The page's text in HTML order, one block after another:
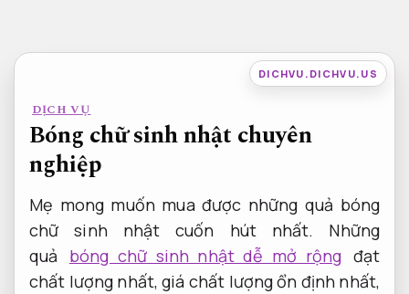
nội
DICHVU.DICHVU.US
DỊCH VỤ
Bóng chữ sinh nhật chuyên
nghiệp
Mẹ mong muốn mua được những quả bóng
chữ sinh nhật cuốn hút nhất. Những
quả
bóng chữ sinh nhật dễ mở rộng đạt
chất lượng nhất, giá chất lượng ổn định nhất,